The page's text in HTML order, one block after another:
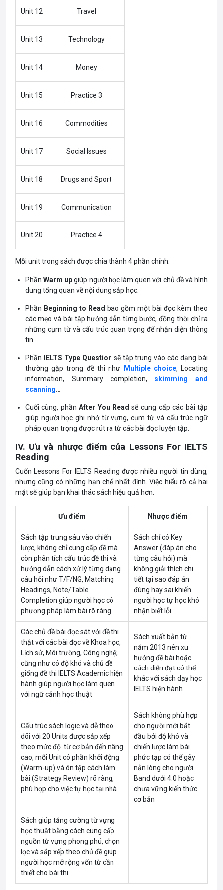
Unit 12 Travel
Unit 13 Technology
Unit 14 Money
Unit 15 Practice 3
Unit 16 Commodities
Unit 17 Social Issues
Unit 18 Drugs and Sport
Unit 19 Communication
Unit 20 Practice 4
Mỗi unit trong sách được chia thành 4 phần chính:
Phần Warm upgiúp người học làm quen với chủ đề và hình
dung tổng quan về nội dung sắp học.
Phần Beginning to Read bao gồm một bài đọc kèm theo
các mẹo và bài tập hướng dẫn từng bước, đồng thời chỉ ra
những cụm từ và cấu trúc quan trọng để nhận diện thông
tin.
Phần IELTS Type Question sẽ tập trung vào các dạng bài
thường gặp trong đề thi như
Multiple choice, Locating
information, Summary completion, skimming and
scanning…
Cuối cùng, phầnAfter You Read sẽ cung cấp các bài tập
giúp người học ghi nhớ từ vựng, cụm từ và cấu trúc ngữ
pháp quan trọng được rút ra từ các bài đọc luyện tập.
IV. Ưu và nhược điểm của Lessons For IELTS
Reading
Cuốn Lessons For IELTS Reading được nhiều người tin dùng,
nhưng cũng có những hạn chế nhất định. Việc hiểu rõ cả hai
mặt sẽ giúp bạn khai thác sách hiệu quả hơn.
Ưu điểm Nhược điểm
Sách tập trung sâu vào chiến
lược, không chỉ cung cấp đề mà
còn phân tích cấu trúc đề thi và
hướng dẫn cách xử lý từng dạng
câu hỏi như T/F/NG, Matching
Headings, Note/Table
Completion giúp người học có
phương pháp làm bài rõ ràng
Sách chỉ có Key
Answer (đáp án cho
từng câu hỏi) mà
không giải thích chi
tiết tại sao đáp án
đúng hay sai khiến
người học tự học khó
nhận biết lỗi
Các chủ đề bài đọc sát với đề thi
thật với các bài đọc về Khoa học,
Lịch sử, Môi trường, Công nghệ;
cũng như có độ khó và chủ đề
giống đề thi IELTS Academic hiện
hành giúp người học làm quen
với ngữ cảnh học thuật
Sách xuất bản từ
năm 2013 nên xu
hướng đề bài hoặc
cách diễn đạt có thể
khác với sách dạy học
IELTS hiện hành
Cấu trúc sách logic và dễ theo
dõi với 20 Units được sắp xếp
theo mức độ từ cơ bản đến nâng
cao, mỗi Unit có phần khởi động
(Warm-up) và ôn tập cách làm
bài (Strategy Review) rõ ràng,
phù hợp cho việc tự học tại nhà
Sách không phù hợp
cho người mới bắt
đầu bởi độ khó và
chiến lược làm bài
phức tạp có thể gây
nản lòng cho người
Band dưới 4.0 hoặc
chưa vững kiến thức
cơ bản
Sách giúp tăng cường từ vựng
học thuật bằng cách cung cấp
nguồn từ vựng phong phú, chọn
lọc và sắp xếp theo chủ đề giúp
người học mở rộng vốn từ cần
thiết cho bài thi